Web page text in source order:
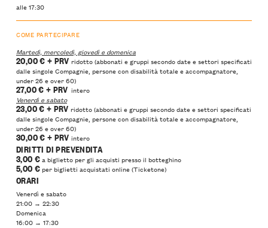
alle 17:30
COME PARTECIPARE
Martedì, mercoledì, giovedì e domenica
20,00 €+ PRV ridotto (abbonati e gruppi secondo date e settori specificati
dalle singole Compagnie, persone con disabilità totale e accompagnatore,
under 26 e over 60)
27,00 €+ PRV intero
Venerdì e sabato
23,00 €+ PRV ridotto (abbonati e gruppi secondo date e settori specificati
dalle singole Compagnie, persone con disabilità totale e accompagnatore,
under 26 e over 60)
30,00 €+ PRV intero
DIRITTI DI PREVENDITA
3,00 €a biglietto per gli acquisti presso il botteghino
5,00€per biglietti acquistati online (Ticketone)
ORARI
Venerdì e sabato
21:00 → 22:30
Domenica
16:00 → 17:30